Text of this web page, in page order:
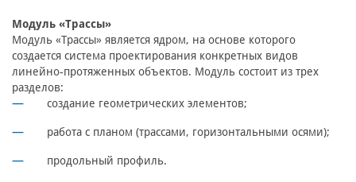
Модуль «Трассы»
Модуль «Трассы» является ядром, на основе которого
создается система проектирования конкретных видов
линейно-протяженных объектов. Модуль состоит из трех
разделов:
создание геометрических элементов;
работа с планом (трассами, горизонтальными осями);
продольный профиль.